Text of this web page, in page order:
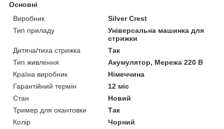
Основні
Виробник
Silver Crest
Тип приладу
Універсальна машинка для
стрижки
Дитяча/тиха стрижка
Так
Тип живлення
Акумулятор, Мережа 220 В
Країна виробник
Німеччина
Гарантійний термін
12 міс
Стан
Новий
Тример для окантовки
Так
Колір
Чорний